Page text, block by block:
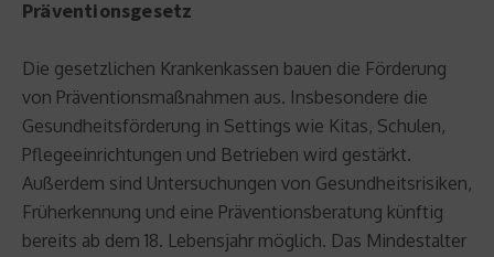
Präventionsgesetz
Die gesetzlichen Krankenkassen bauen die Förderung
von Präventionsmaßnahmen aus. Insbesondere die
Gesundheitsförderung in Settings wie Kitas, Schulen,
Pflegeeinrichtungen und Betrieben wird gestärkt.
Außerdem sind Untersuchungen von Gesundheitsrisiken,
Früherkennung und eine Präventionsberatung künftig
bereits ab dem 18. Lebensjahr möglich. Das Mindestalter